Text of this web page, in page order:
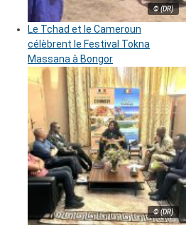
© (DR)
Le Tchad et le Cameroun
célèbrent le Festival Tokna
Massana à Bongor
© (DR)